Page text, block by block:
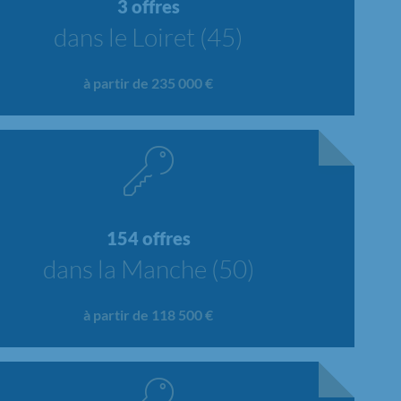
3 offres
dans le Loiret (45)
à partir de 235 000 €
154 offres
dans la Manche (50)
à partir de 118 500 €